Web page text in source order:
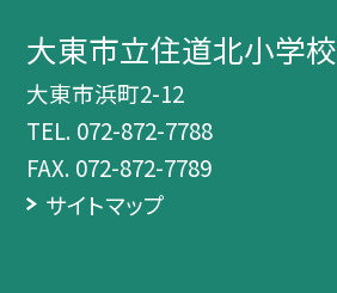
大東市立住道北小学校
大東市浜町2-12
TEL. 072-872-7788
FAX. 072-872-7789
サイトマップ